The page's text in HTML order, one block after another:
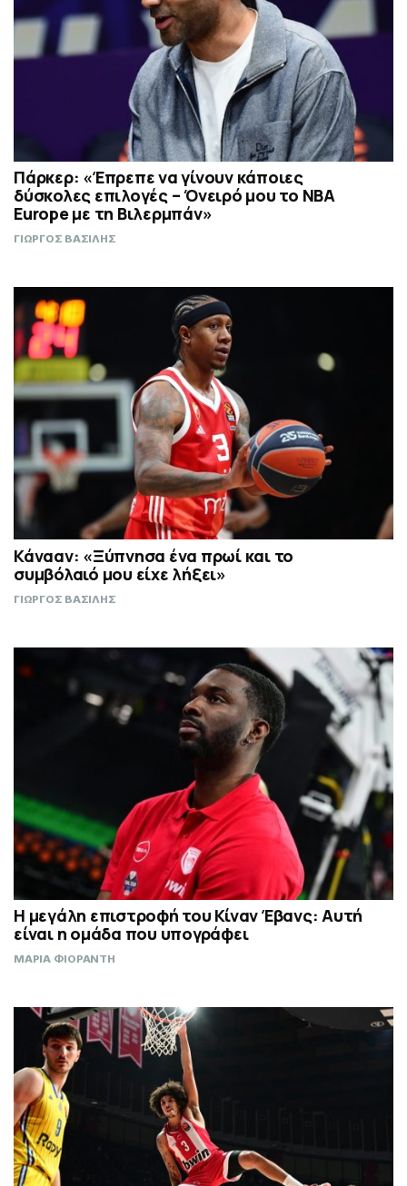
Πάρκερ: «Έπρεπε να γίνουν κάποιες
δύσκολες επιλογές – Όνειρό μου το NBA
Europe με τη Βιλερμπάν»
ΓΙΩΡΓΟΣ ΒΑΣΙΛΗΣ
Κάνααν: «Ξύπνησα ένα πρωί και το
συμβόλαιό μου είχε λήξει»
ΓΙΩΡΓΟΣ ΒΑΣΙΛΗΣ
Η μεγάλη επιστροφή του Κίναν Έβανς: Αυτή
είναι η ομάδα που υπογράφει
ΜΑΡΙΑ ΦΙΟΡΑΝΤΗ